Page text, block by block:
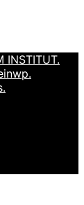
INSTITUT.